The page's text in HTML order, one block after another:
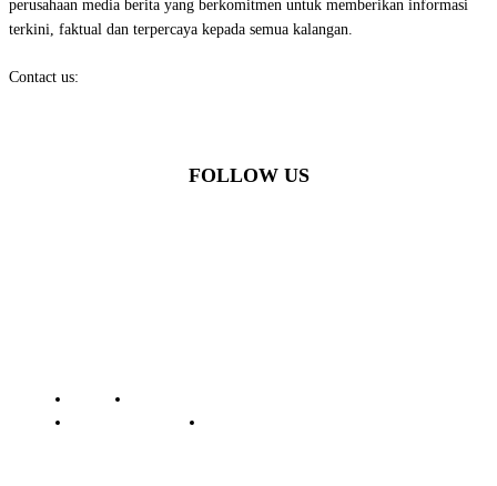
perusahaan media berita yang berkomitmen untuk memberikan informasi
terkini, faktual dan terpercaya kepada semua kalangan.
Contact us:
FOLLOW US